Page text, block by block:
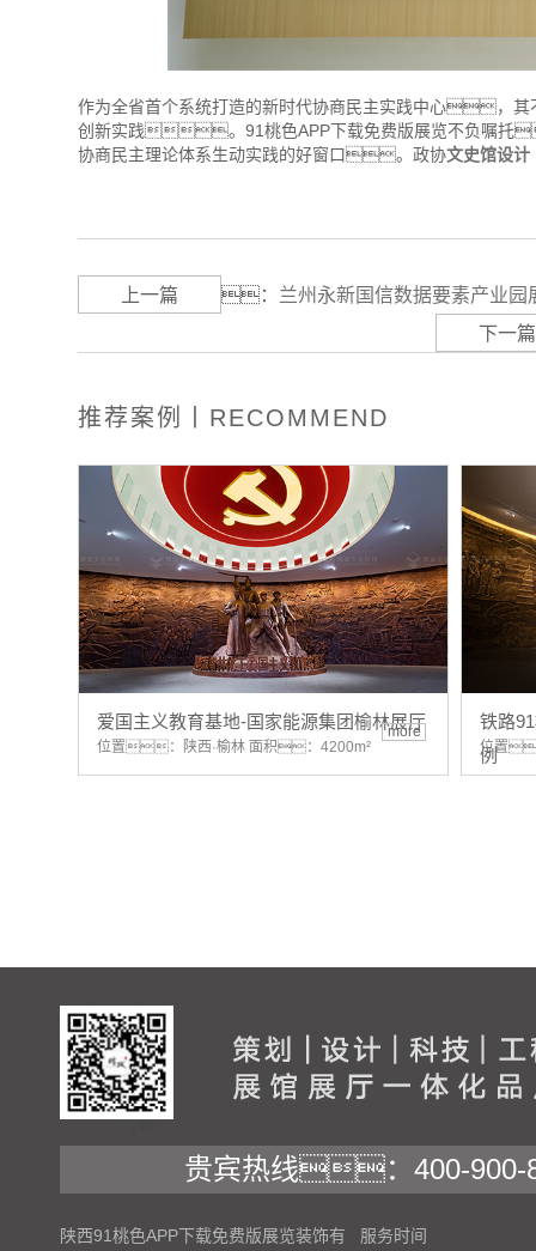
作为全省首个系统打造的新时代协商民主实践中心，
创新实践。91桃色APP下载免费版展览不负嘱托
协商民主理论体系生动实践的好窗口。政协文史馆设计
上一篇 ： 兰州永新国信数据要素产业园
下一篇
推荐案例丨RECOMMEND
爱国主义教育基地-国家能源集团榆林展厅
位置：陕西·榆林 面积：4200m²
more
铁路
例
位置
贵宾热线：400-900-
陕西91桃色APP下载免费版展览装饰有 服务时间